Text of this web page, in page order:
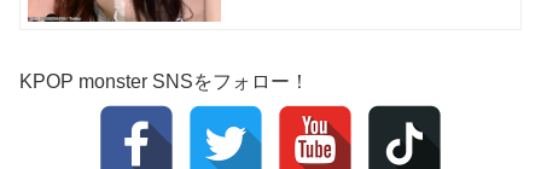
KPOP monster SNSをフォロー！